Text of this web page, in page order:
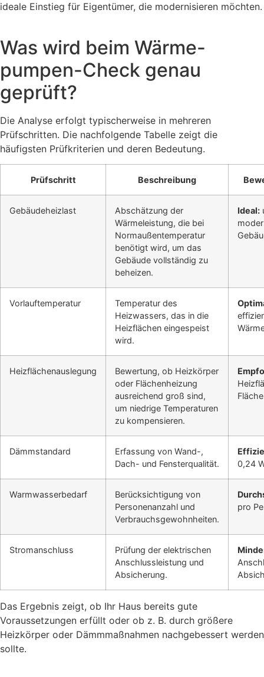
ideale Einstieg für Eigentümer, die modernisieren möchten.
Was wird beim Wärme-
pumpen-Check genau
geprüft?
Die Analyse erfolgt typischerweise in mehreren
Prüfschritten. Die nachfolgende Tabelle zeigt die
häufigsten Prüfkriterien und deren Bedeutung.
Prüfschritt Beschreibung
Gebäudeheizlast
Abschätzung der
Wärmeleistung, die bei
Normaußentemperatur
benötigt wird, um das
Gebäude vollständig zu
beheizen.
Ideal:
Vorlauftemperatur
Temperatur des
Heizwassers, das in die
Heizflächen eingespeist
wird.
Heizflächenauslegung
Bewertung, ob Heizkörper
oder Flächenheizung
ausreichend groß sind,
um niedrige Temperaturen
zu kompensieren.
Dämmstandard
Erfassung von Wand-,
Dach- und Fensterqualität.
0,24
Warmwasserbedarf
Berücksichtigung von
Personenanzahl und
Verbrauchsgewohnheiten.
pro
Stromanschluss
Prüfung der elektrischen
Anschlussleistung und
Absicherung.
Das Ergebnis zeigt, ob Ihr Haus bereits gute
Voraussetzungen erfüllt oder ob z. B. durch größere
Heizkörper oder Dämmmaßnahmen nachgebessert werden
sollte.